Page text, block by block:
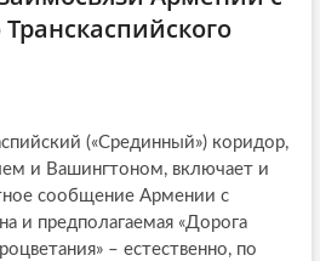
(«Срединный») коридор,
и Вашингтоном, включает и
сообщение Армении с
и предполагаемая «Дорога
– естественно, по